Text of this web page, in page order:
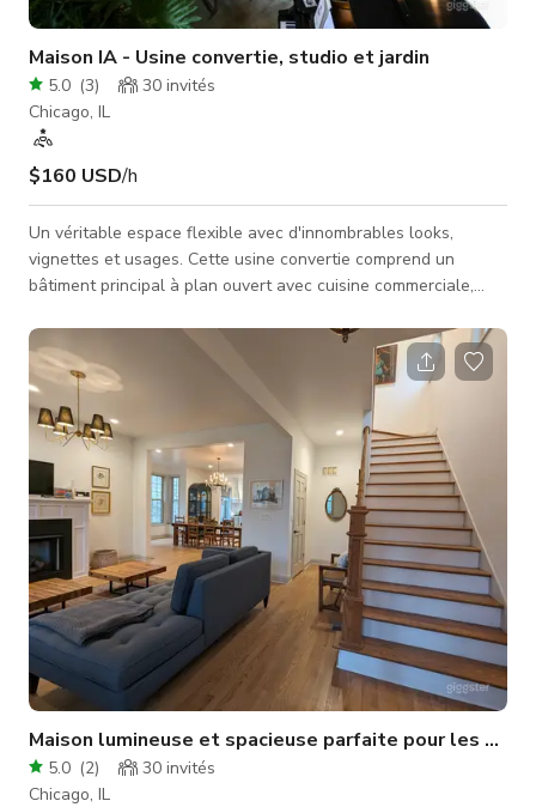
Maison IA - Usine convertie, studio et jardin
5.0 (3) 30 invités
Chicago, IL
$160 USD/h
Un véritable espace flexible avec d'innombrables looks,
vignettes et usages. Cette usine convertie comprend un
bâtiment principal à plan ouvert avec cuisine commerciale,
zones de détente. La superficie totale du bâtiment principal
est de 4200 sq ft. Il y a un garage industriel fini
supplémentaire qui s'ouvre sur la rue pour un chargement
extrêmement pratique au niveau du sol. Pour les productions
extérieures, nous disposons d'une zo
Maison lumineuse et spacieuse parfaite pour les
5.0 (2) 30 invités
Chicago, IL